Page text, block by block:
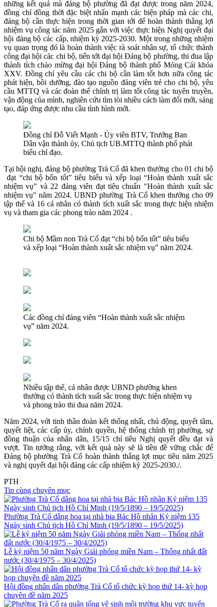
những kết quả mà đảng bộ phường đã đạt được trong năm 2024,
đồng chí đồng thời đặc biệt nhấn mạnh các biện pháp mà các chi,
đảng bộ cần thực hiện trong thời gian tới để hoàn thành thắng lợi
nhiệm vụ công tác năm 2025 gắn với việc thực hiện Nghị quyết đại
hội đảng bộ các cấp, nhiệm kỳ 2025-2030. Một trong những nhiệm
vụ quan trọng đó là hoàn thành việc rà soát nhân sự, tổ chức thành
công đại hội các chi bộ, tiến tới đại hội Đảng bộ phường, thi đua lập
thành tích chào mừng đại hội Đảng bộ thành phố Móng Cái khóa
XXV. Đồng chí yêu cầu các chi bộ cần làm tốt hơn nữa công tác
phát hiện, bồi dưỡng, đào tạo nguồn đảng viên trẻ cho chi bộ, yêu
cầu MTTQ và các đoàn thể chính trị làm tốt công tác tuyên truyền,
vận động của mình, nghiên cứu tìm tòi nhiều cách làm đổi mới, sáng
tạo, đáp ứng được nhu cầu tình hình mới.
Đồng chí Đỗ Viết Mạnh - Ủy viên BTV, Trưởng Ban
Dân vận thành ủy, Chủ tịch UB.MTTQ thành phố phát
biểu chỉ đạo.
Tại hội nghị, đảng bộ phường Trà Cổ đã khen thưởng cho 01 chi bộ
đạt “chi bộ bốn tốt” tiêu biểu và xếp loại “Hoàn thành xuất sắc
nhiệm vụ” và 22 đảng viên đạt tiêu chuẩn "Hoàn thành xuất sắc
nhiệm vụ" năm 2024. UBND phường Trà Cổ khen thưởng cho 09
tập thể và 16 cá nhân có thành tích xuất sắc trong thực hiện nhiệm
vụ và tham gia các phong trào năm 2024 .
Chi bộ Mầm non Trà Cổ đạt “chi bộ bốn tốt” tiêu biểu
và xếp loại “Hoàn thành xuất sắc nhiệm vụ” năm 2024.
Các đồng chí đảng viên “Hoàn thành xuất sắc nhiệm
vụ” năm 2024.
Nhiều tập thể, cá nhân được UBND phường khen
thưởng có thành tích xuất sắc trong thực hiện nhiệm vụ
và phong trào thi đua năm 2024.
Năm 2024, với tinh thần đoàn kết thống nhất, chủ động, quyết tâm,
quyết liệt, các cấp ủy, chính quyền, hệ thống chính trị phường, sự
đồng thuận của nhân dân, 15/15 chỉ tiêu Nghị quyết đều đạt và
vượt. Tin tưởng rằng, với kết quả này sẽ là tiền đề vững chắc để
Đảng bộ phường Trà Cổ hoàn thành thắng lợi mục tiêu năm 2025
và nghị quyết đại hội đảng các cấp nhiệm kỳ 2025-2030./.
PTH
Tin cùng chuyên mục
Phường Trà Cổ dâng hoa tại nhà bia Bác Hồ nhân Kỷ niệm 135
Ngày sinh Chủ tịch Hồ Chí Minh (19/5/1890 – 19/5/2025)
Lễ kỷ niệm 50 năm Ngày Giải phóng miền Nam – Thống nhất đất
nước (30/4/1975 – 30/4/2025)
Hội đồng nhân dân phường Trà Cổ tổ chức kỳ họp thứ 14- kỳ họp
chuyên đề năm 2025